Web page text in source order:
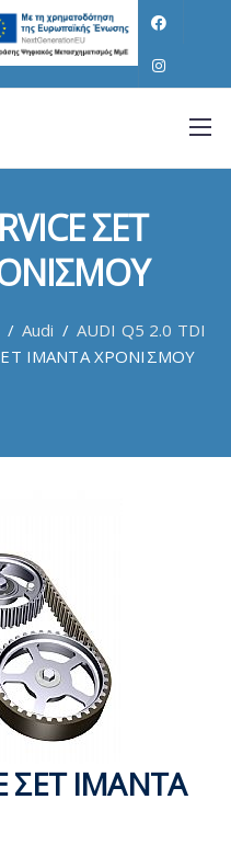
ΣΕΤ
/ Audi / AUDI Q5 2.0 TDI
ΙΜΑΝΤΑ ΧΡΟΝΙΣΜΟΥ
ΣΕΤ ΙΜΑΝΤΑ